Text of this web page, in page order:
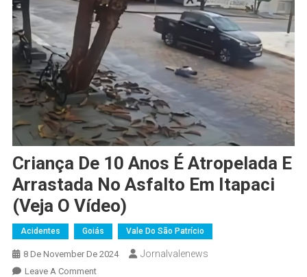
Criança De 10 Anos É Atropelada E
Arrastada No Asfalto Em Itapaci
(veja O Vídeo)
Acidentes Goiás Vale Do São Patrício
8 De November De 2024 Jornalvalenews
Leave A CommentOn